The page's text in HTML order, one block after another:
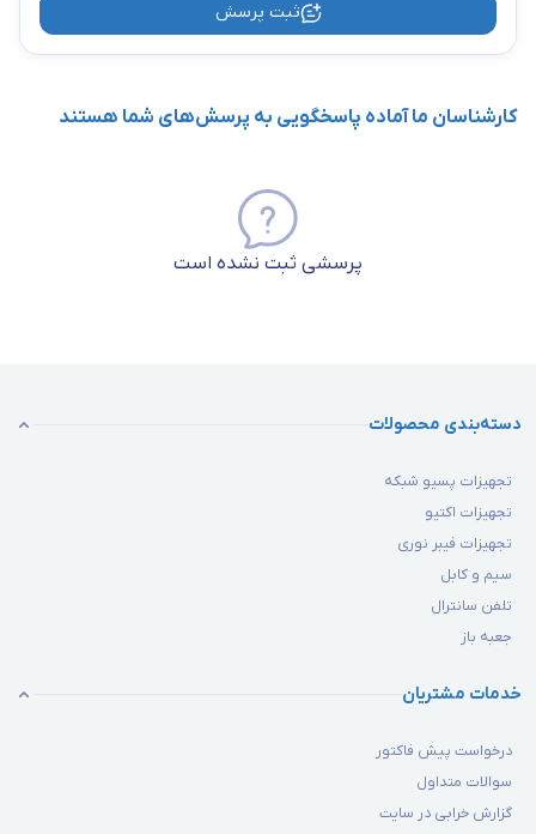
ثبت پرسش
کارشناسان ما آماده پاسخگویی به پرسش‌های شما هستند
پرسشی ثبت نشده است
دسته‌بندی محصولات
تجهیزات پسیو شبکه
تجهیزات اکتیو
تجهیزات فیبر نوری
سیم و کابل
تلفن سانترال
جعبه باز
خدمات مشتریان
درخواست پیش فاکتور
سوالات متداول
گزارش خرابی در سایت